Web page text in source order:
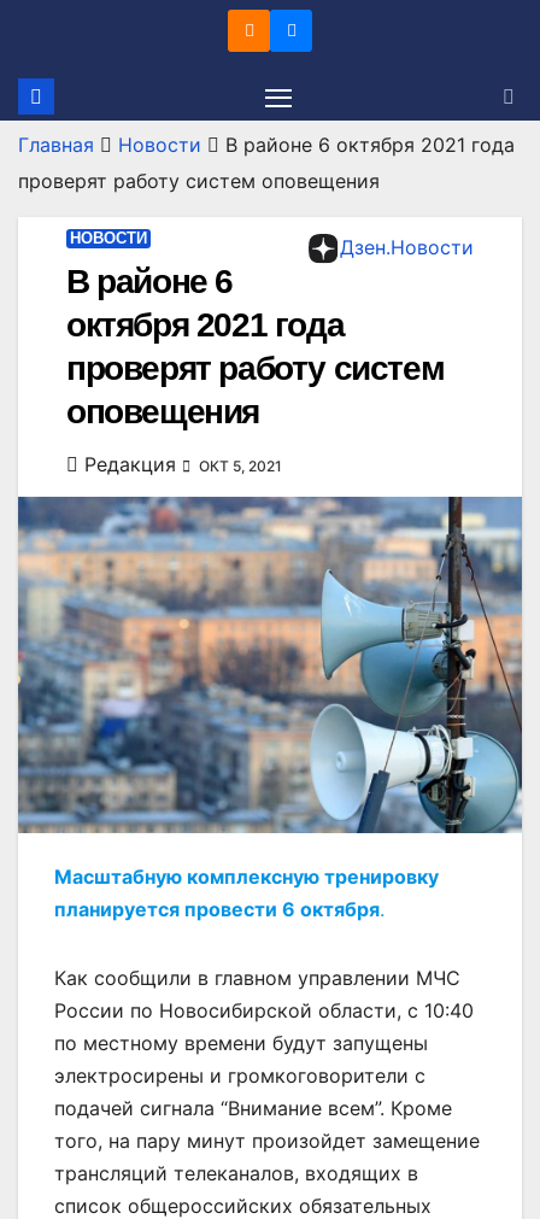
содержимому
Главная Новости
В районе 6 октября 2021 года
проверят работу систем оповещения
Дзен.Новости
НОВОСТИ
В районе 6
октября 2021 года
проверят работу систем
оповещения
Редакция ОКТ 5, 2021
Масштабную комплексную тренировку
планируется провести 6 октября.
Как сообщили в главном управлении МЧС
России по Новосибирской области, с 10:40
по местному времени будут запущены
электросирены и громкоговорители с
подачей сигнала “Внимание всем”. Кроме
того, на пару минут произойдет замещение
трансляций телеканалов, входящих в
список общероссийских обязательных